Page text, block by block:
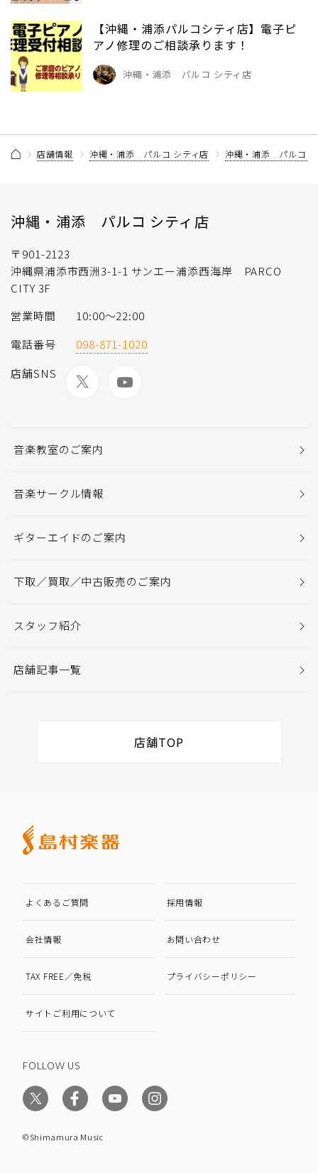
【沖縄・浦添パルコシティ店】電子ピ
アノ修理のご相談承ります！
沖縄・浦添 パルコ シティ店
店舗情報 沖縄・浦添 パルコ シティ店 沖縄・浦添 パルコ
沖縄・浦添 パルコ シティ店
〒901-2123
沖縄県浦添市西洲3-1-1 サンエー浦添西海岸 PARCO
CITY 3F
営業時間
10:00〜22:00
電話番号
098-871-1020
店舗SNS
音楽教室のご案内
音楽サークル情報
ギターエイドのご案内
下取／買取／中古販売のご案内
スタッフ紹介
店舗記事一覧
店舗TOP
よくあるご質問 採用情報
会社情報 お問い合わせ
TAX FREE／免税 プライバシーポリシー
サイトご利用について
FOLLOW US
©Shimamura Music